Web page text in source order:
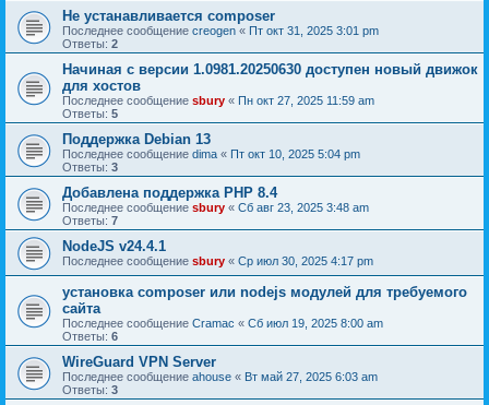
Не устанавливается composer
Последнее сообщение creogen « Пт окт 31, 2025 3:01 pm
Ответы: 2
Начиная с версии 1.0981.20250630 доступен новый движок
для хостов
Последнее сообщение sbury « Пн окт 27, 2025 11:59 am
Ответы: 5
Поддержка Debian 13
Последнее сообщение dima « Пт окт 10, 2025 5:04 pm
Ответы: 3
Добавлена поддержка PHP 8.4
Последнее сообщение sbury « Сб авг 23, 2025 3:48 am
Ответы: 7
NodeJS v24.4.1
Последнее сообщение sbury « Ср июл 30, 2025 4:17 pm
установка composer или nodejs модулей для требуемого
сайта
Последнее сообщение Cramac « Сб июл 19, 2025 8:00 am
Ответы: 6
WireGuard VPN Server
Последнее сообщение ahouse « Вт май 27, 2025 6:03 am
Ответы: 3